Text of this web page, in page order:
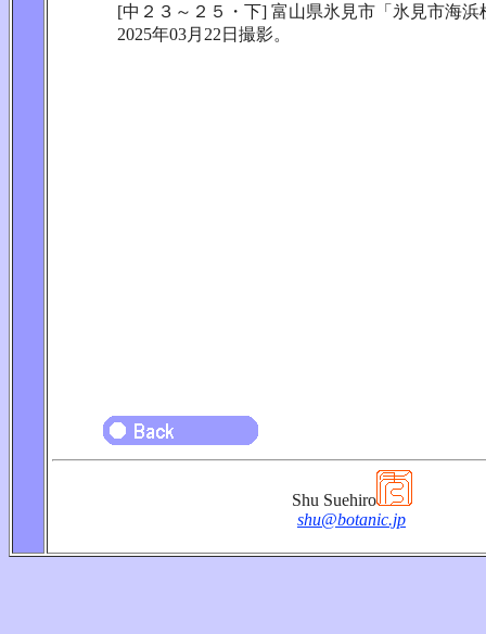
[中２３～２５・下] 富山県氷見市「氷見市海浜
2025年03月22日撮影。
Shu Suehiro
shu@botanic.jp